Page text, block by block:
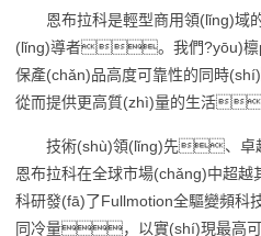
恩布拉科是輕型商用領(lǐng)域
(lǐng)導者。我們?yōu)檩p
保產(chǎn)品高度可靠性的同
從而提供更高質(zhì)量的生活
技術(shù)領(lǐng)先、卓
恩布拉科在全球市場(chǎng)中超
科研發(fā)了Fullmotion全驅變頻
同冷量，以實(shí)現最高可